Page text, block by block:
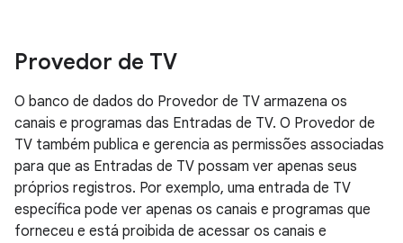
Provedor de TV
O banco de dados do Provedor de TV armazena os
canais e programas das Entradas de TV. O Provedor de
TV também publica e gerencia as permissões associadas
para que as Entradas de TV possam ver apenas seus
próprios registros. Por exemplo, uma entrada de TV
específica pode ver apenas os canais e programas que
forneceu e está proibida de acessar os canais e